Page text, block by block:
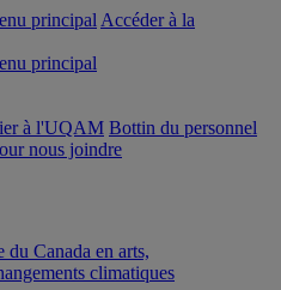
principal Accéder à la
principal
à l'UQAM Bottin du personnel
nous joindre
Canada en arts,
climatiques